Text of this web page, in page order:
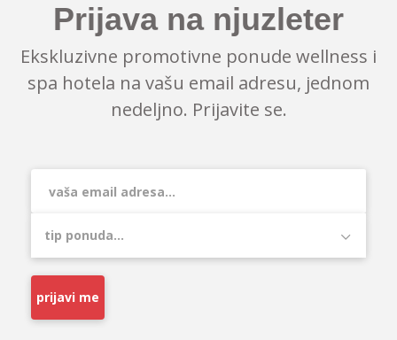
Prijava na njuzleter
Ekskluzivne promotivne ponude wellness i
spa hotela na vašu email adresu, jednom
nedeljno. Prijavite se.
prijavi me